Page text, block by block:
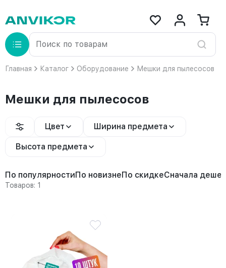
Главная Каталог Оборудование Мешки для пылесосов
Мешки для пылесосов
Цвет Ширина предмета
Высота предмета
По популярностиПо новизнеПо скидкеСначала
Товаров: 1